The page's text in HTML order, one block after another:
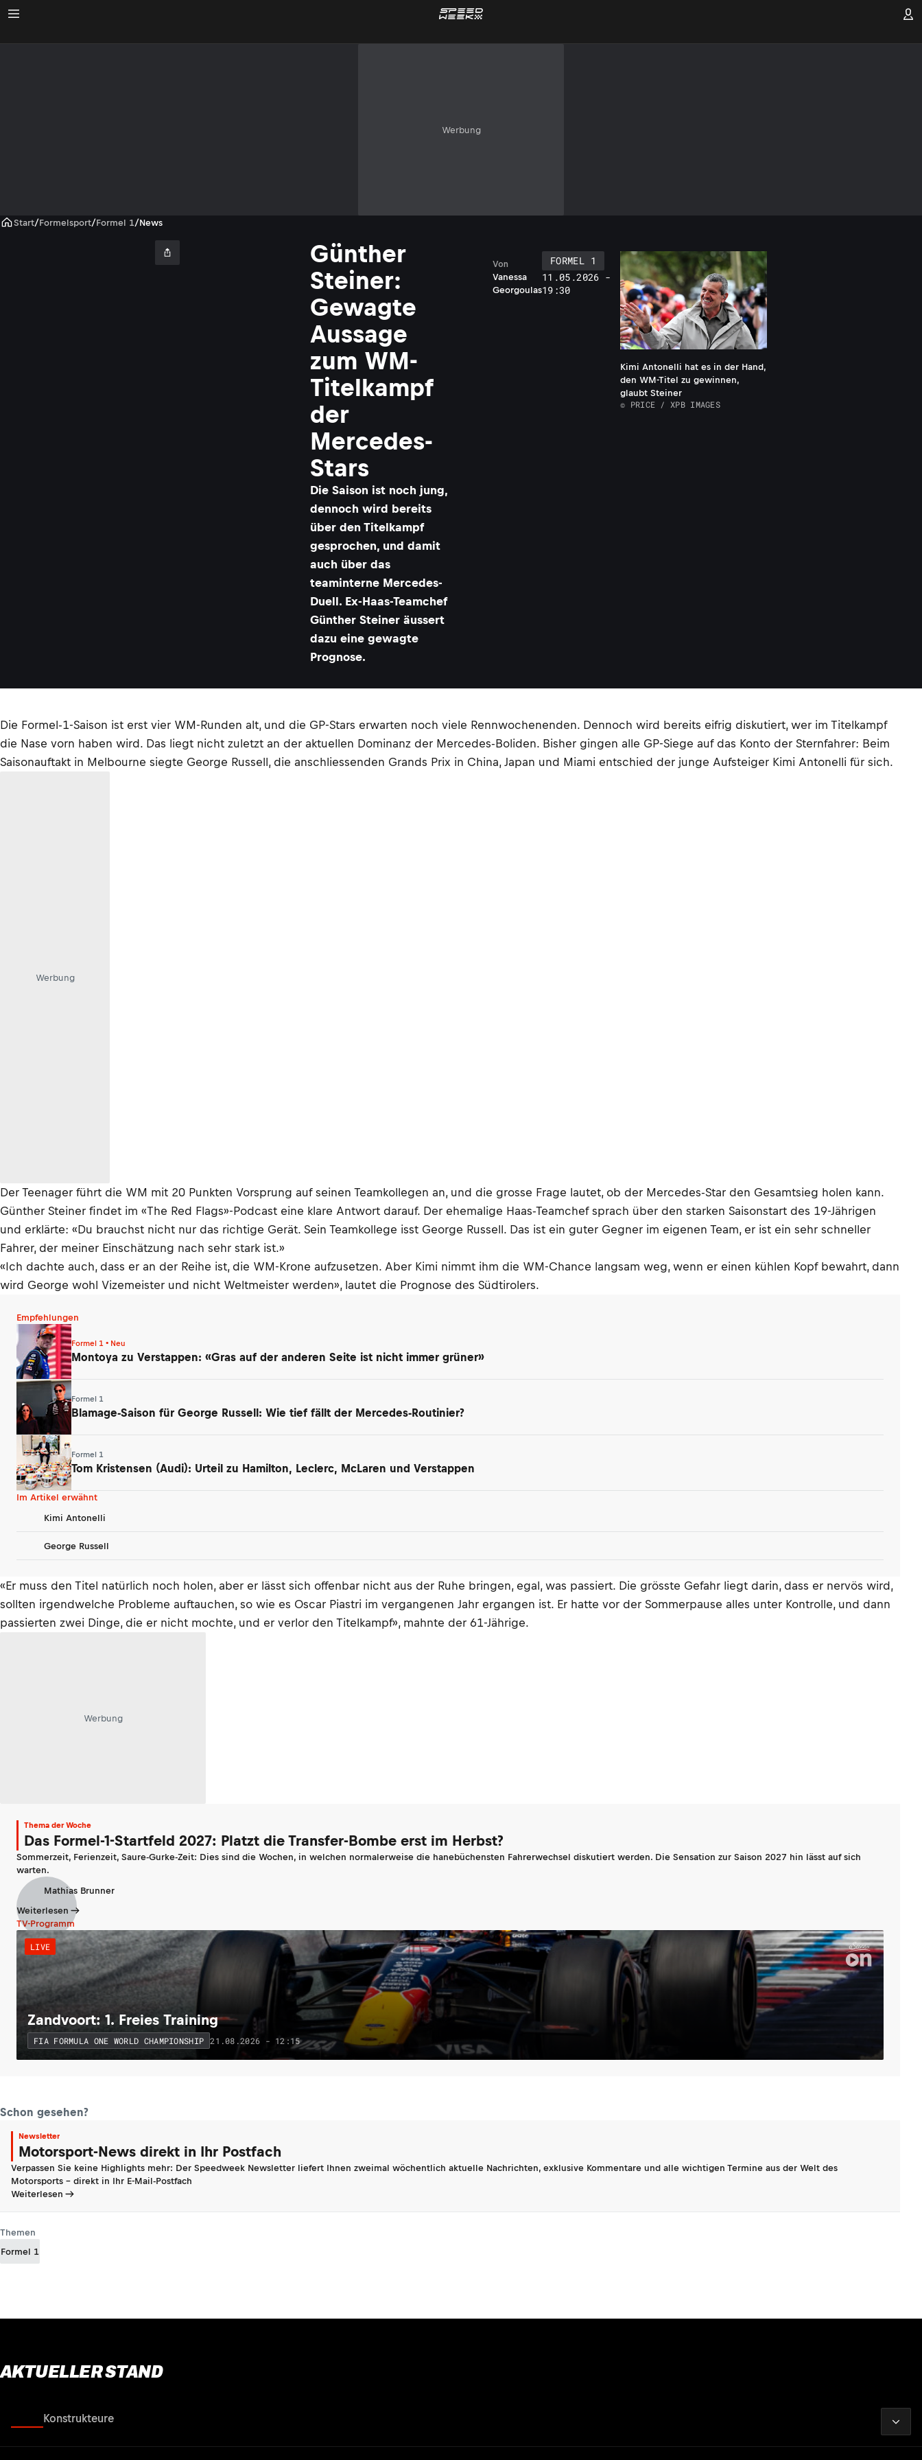
Werbung
Start/Formelsport/Formel 1/News
Günther
Steiner:
Gewagte
Aussage
zum WM-
Titelkampf
der
Mercedes-
Stars
Die Saison ist noch jung,
dennoch wird bereits
über den Titelkampf
gesprochen, und damit
auch über das
teaminterne Mercedes-
Duell. Ex-Haas-Teamchef
Günther Steiner äussert
dazu eine gewagte
Prognose.
Vanessa
Georgoulas
Von
FORMEL 1
11.05.2026 -
19:30
Kimi Antonelli hat es in der Hand,
den WM-Titel zu gewinnen,
glaubt Steiner
© PRICE / XPB IMAGES
Die Formel-1-Saison ist erst vier WM-Runden alt, und die GP-Stars erwarten noch viele Rennwochenenden. Dennoch wird bereits eifrig diskutiert, wer im Titelkampf
die Nase vorn haben wird. Das liegt nicht zuletzt an der aktuellen Dominanz der Mercedes-Boliden. Bisher gingen alle GP-Siege auf das Konto der Sternfahrer: Beim
Saisonauftakt in Melbourne siegte George Russell, die anschliessenden Grands Prix in China, Japan und Miami entschied der junge Aufsteiger Kimi Antonelli für sich.
Werbung
Der Teenager führt die WM mit 20 Punkten Vorsprung auf seinen Teamkollegen an, und die grosse Frage lautet, ob der Mercedes-Star den Gesamtsieg holen kann.
Günther Steiner findet im «The Red Flags»-Podcast eine klare Antwort darauf. Der ehemalige Haas-Teamchef sprach über den starken Saisonstart des 19-Jährigen
und erklärte: «Du brauchst nicht nur das richtige Gerät. Sein Teamkollege isst George Russell. Das ist ein guter Gegner im eigenen Team, er ist ein sehr schneller
Fahrer, der meiner Einschätzung nach sehr stark ist.»
«Ich dachte auch, dass er an der Reihe ist, die WM-Krone aufzusetzen. Aber Kimi nimmt ihm die WM-Chance langsam weg, wenn er einen kühlen Kopf bewahrt, dann
wird George wohl Vizemeister und nicht Weltmeister werden», lautet die Prognose des Südtirolers.
Empfehlungen
Formel 1 • Neu
Montoya zu Verstappen: «Gras auf der anderen Seite ist nicht immer grüner»
Formel 1
Blamage-Saison für George Russell: Wie tief fällt der Mercedes-Routinier?
Formel 1
Tom Kristensen (Audi): Urteil zu Hamilton, Leclerc, McLaren und Verstappen
Im Artikel erwähnt
Kimi Antonelli
George Russell
«Er muss den Titel natürlich noch holen, aber er lässt sich offenbar nicht aus der Ruhe bringen, egal, was passiert. Die grösste Gefahr liegt darin, dass er nervös wird,
sollten irgendwelche Probleme auftauchen, so wie es Oscar Piastri im vergangenen Jahr ergangen ist. Er hatte vor der Sommerpause alles unter Kontrolle, und dann
passierten zwei Dinge, die er nicht mochte, und er verlor den Titelkampf», mahnte der 61-Jährige.
Werbung
Thema der Woche
Das Formel-1-Startfeld 2027: Platzt die Transfer-Bombe erst im Herbst?
Sommerzeit, Ferienzeit, Saure-Gurke-Zeit: Dies sind die Wochen, in welchen normalerweise die hanebüchensten Fahrerwechsel diskutiert werden. Die Sensation zur Saison 2027 hin lässt auf sich
warten.
Mathias Brunner
Weiterlesen
TV-Programm
LIVE
Zandvoort: 1. Freies Training
FIA FORMULA ONE WORLD CHAMPIONSHIP 21.08.2026 - 12:15
Schon gesehen?
Newsletter
Motorsport-News direkt in Ihr Postfach
Verpassen Sie keine Highlights mehr: Der Speedweek Newsletter liefert Ihnen zweimal wöchentlich aktuelle Nachrichten, exklusive Kommentare und alle wichtigen Termine aus der Welt des
Motorsports - direkt in Ihr E-Mail-Postfach
Weiterlesen
Themen
Formel 1
AKTUELLER STAND
Konstrukteure